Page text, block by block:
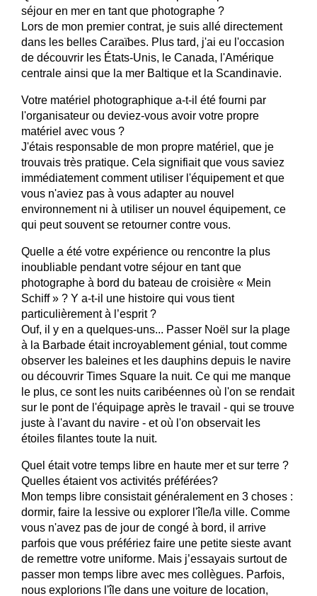
séjour en mer en tant que photographe ?
Lors de mon premier contrat, je suis allé directement
dans les belles Caraïbes. Plus tard, j'ai eu l'occasion
de découvrir les États-Unis, le Canada, l'Amérique
centrale ainsi que la mer Baltique et la Scandinavie.
Votre matériel photographique a-t-il été fourni par
l'organisateur ou deviez-vous avoir votre propre
matériel avec vous ?
J'étais responsable de mon propre matériel, que je
trouvais très pratique. Cela signifiait que vous saviez
immédiatement comment utiliser l'équipement et que
vous n'aviez pas à vous adapter au nouvel
environnement ni à utiliser un nouvel équipement, ce
qui peut souvent se retourner contre vous.
Quelle a été votre expérience ou rencontre la plus
inoubliable pendant votre séjour en tant que
photographe à bord du bateau de croisière « Mein
Schiff » ? Y a-t-il une histoire qui vous tient
particulièrement à l’esprit ?
Ouf, il y en a quelques-uns... Passer Noël sur la plage
à la Barbade était incroyablement génial, tout comme
observer les baleines et les dauphins depuis le navire
ou découvrir Times Square la nuit. Ce qui me manque
le plus, ce sont les nuits caribéennes où l'on se rendait
sur le pont de l'équipage après le travail - qui se trouve
juste à l'avant du navire - et où l'on observait les
étoiles filantes toute la nuit.
Quel était votre temps libre en haute mer et sur terre ?
Quelles étaient vos activités préférées?
Mon temps libre consistait généralement en 3 choses :
dormir, faire la lessive ou explorer l'île/la ville. Comme
vous n'avez pas de jour de congé à bord, il arrive
parfois que vous préfériez faire une petite sieste avant
de remettre votre uniforme. Mais j’essayais surtout de
passer mon temps libre avec mes collègues. Parfois,
nous explorions l'île dans une voiture de location,